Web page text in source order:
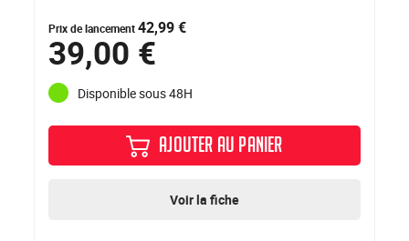
Prix de lancement42,99 €
39,00 €
Disponible sous 48H
AJOUTER AU PANIER
Voir la fiche